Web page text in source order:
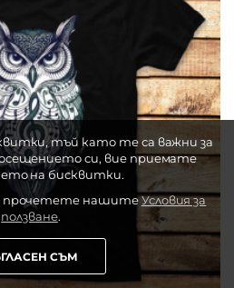
тъй като те са важни за
си, вие приемате
на бисквитки.
прочетете нашитеУсловия за
ползване.
СЪМ